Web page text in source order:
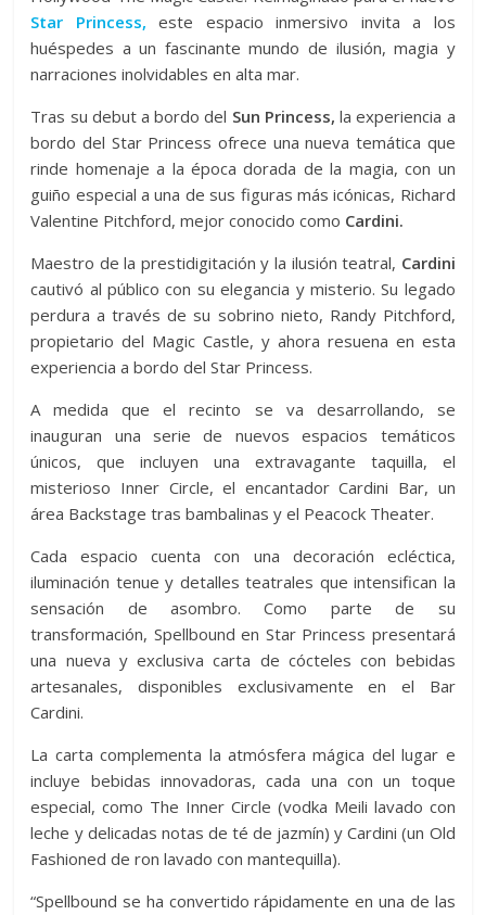
Star Princess, este espacio inmersivo invita a los
huéspedes a un fascinante mundo de ilusión, magia y
narraciones inolvidables en alta mar.
Tras su debut a bordo del Sun Princess, la experiencia a
bordo del Star Princess ofrece una nueva temática que
rinde homenaje a la época dorada de la magia, con un
guiño especial a una de sus figuras más icónicas, Richard
Valentine Pitchford, mejor conocido como Cardini.
Maestro de la prestidigitación y la ilusión teatral, Cardini
cautivó al público con su elegancia y misterio. Su legado
perdura a través de su sobrino nieto, Randy Pitchford,
propietario del Magic Castle, y ahora resuena en esta
experiencia a bordo del Star Princess.
A medida que el recinto se va desarrollando, se
inauguran una serie de nuevos espacios temáticos
únicos, que incluyen una extravagante taquilla, el
misterioso Inner Circle, el encantador Cardini Bar, un
área Backstage tras bambalinas y el Peacock Theater.
Cada espacio cuenta con una decoración ecléctica,
iluminación tenue y detalles teatrales que intensifican la
sensación de asombro. Como parte de su
transformación, Spellbound en Star Princess presentará
una nueva y exclusiva carta de cócteles con bebidas
artesanales, disponibles exclusivamente en el Bar
Cardini.
La carta complementa la atmósfera mágica del lugar e
incluye bebidas innovadoras, cada una con un toque
especial, como The Inner Circle (vodka Meili lavado con
leche y delicadas notas de té de jazmín) y Cardini (un Old
Fashioned de ron lavado con mantequilla).
“Spellbound se ha convertido rápidamente en una de las